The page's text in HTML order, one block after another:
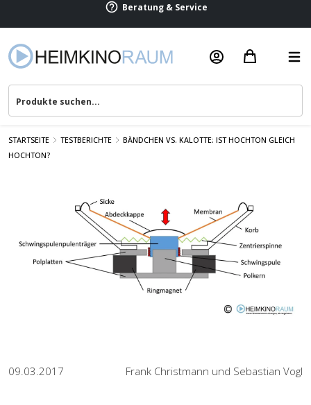
Beratung & Service
STARTSEITE TESTBERICHTE
BÄNDCHEN VS. KALOTTE: IST HOCHTON GLEICH
HOCHTON?
09.03.2017 Frank Christmann und Sebastian Vogl